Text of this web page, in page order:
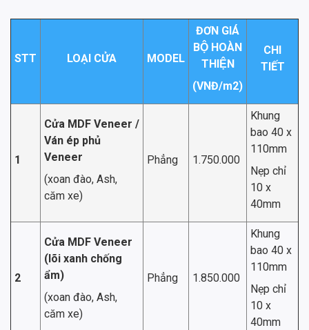
STT LOẠI CỬA MODEL
ĐƠN GIÁ
BỘ HOÀN
THIỆN
(VNĐ/m2)
CHI
TIẾT
1
Cửa MDF Veneer /
Ván ép phủ
Veneer
(xoan đào, Ash,
căm xe)
Phẳng 1.750.000
Khung
bao 40 x
110mm
Nẹp chỉ
10 x
40mm
2
Cửa MDF Veneer
(lõi xanh chống
ẩm)
(xoan đào, Ash,
căm xe)
Phẳng 1.850.000
Khung
bao 40 x
110mm
Nẹp chỉ
10 x
40mm